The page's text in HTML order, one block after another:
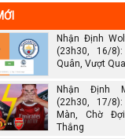
Nhận Định
(23h30, 16/
Quân, Vượt
Nhận Định
(22h30, 17/
Màn, Chờ
Thắng